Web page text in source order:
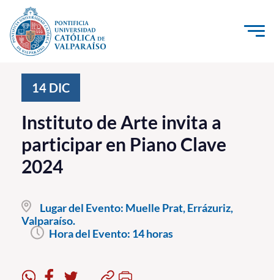
Click acá para ir directamente al contenido
Investigación, Creación e Innovación
PUCV Internacional
Vinculación con el Medio
Pregrado
Postgrado
Formación Continua
14 DIC
Instituto de Arte invita a
participar en Piano Clave
2024
Lugar del Evento: Muelle Prat, Errázuriz,
Valparaíso.
Hora del Evento: 14 horas